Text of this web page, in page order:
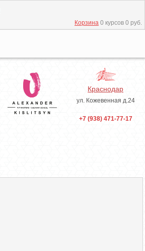
Корзина 0 курсов 0 руб.
Краснодар
ул. Кожевенная д.24
+7 (938) 471-77-17